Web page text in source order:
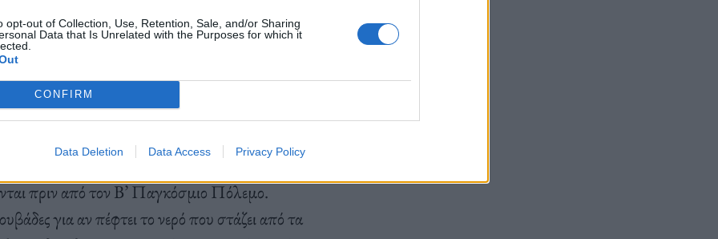
opt-out of Collection, Use, Retention, Sale, and/or Sharing
Data that Is Unrelated with the Purposes for which it
CONFIRM
Data Deletion Data Access Privacy Policy
John Nash επέκτειναν το σπίτι σε
δωμάτια και περίτεχνη διακόσμηση.
σε όλα τα Ανάκτορα του Μπάκιγχαμ όλα
Το 2017, η βρετανική κυβέρνηση διέθεσε 500
νερού, ηλεκτρικών καλωδιώσεων, φωτιστικών
πριν από τον Β’ Παγκόσμιο Πόλεμο.
για αν πέφτει το νερό που στάζει από τα